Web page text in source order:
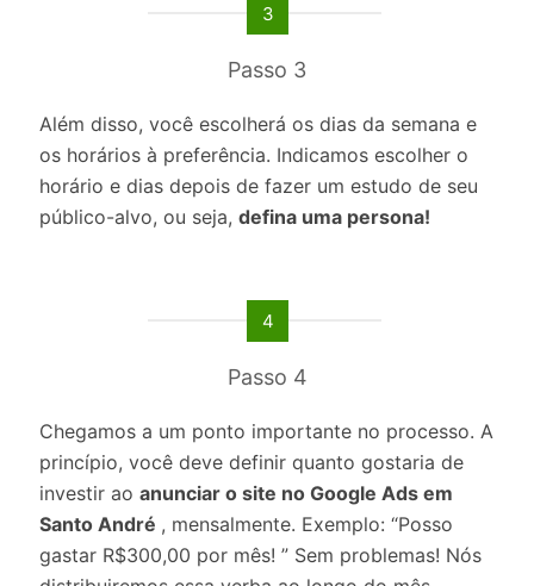
3
Passo 3
Além disso, você escolherá os dias da semana e
os horários à preferência. Indicamos escolher o
horário e dias depois de fazer um estudo de seu
público-alvo, ou seja, defina uma persona!
4
Passo 4
Chegamos a um ponto importante no processo. A
princípio, você deve definir quanto gostaria de
investir ao anunciar o site no Google Ads em
Santo André , mensalmente. Exemplo: “Posso
gastar R$300,00 por mês! ” Sem problemas! Nós